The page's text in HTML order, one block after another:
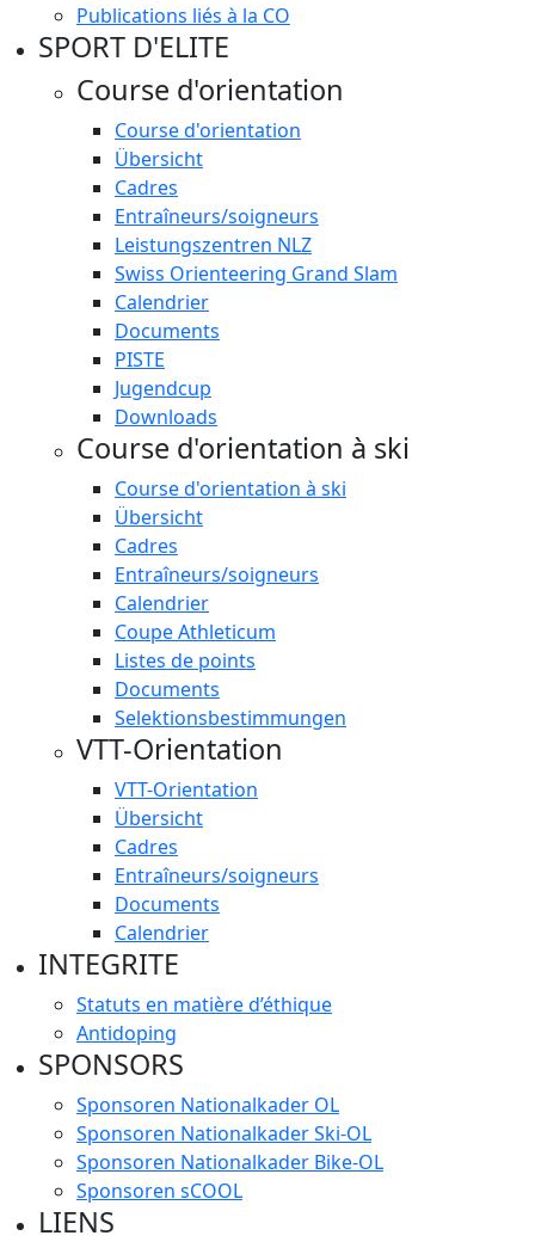
Publications liés à la CO
SPORT D'ELITE
Course d'orientation
Course d'orientation
Übersicht
Cadres
Entraîneurs/soigneurs
Leistungszentren NLZ
Swiss Orienteering Grand Slam
Calendrier
Documents
PISTE
Jugendcup
Downloads
Course d'orientation à ski
Course d'orientation à ski
Übersicht
Cadres
Entraîneurs/soigneurs
Calendrier
Coupe Athleticum
Listes de points
Documents
Selektionsbestimmungen
VTT-Orientation
VTT-Orientation
Übersicht
Cadres
Entraîneurs/soigneurs
Documents
Calendrier
INTEGRITE
Statuts en matière d’éthique
Antidoping
SPONSORS
Sponsoren Nationalkader OL
Sponsoren Nationalkader Ski-OL
Sponsoren Nationalkader Bike-OL
Sponsoren sCOOL
LIENS